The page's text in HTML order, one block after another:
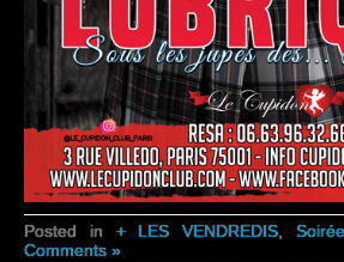
Posted in + LES VENDREDIS,
Comments »